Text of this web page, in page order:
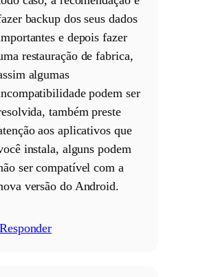
backup dos seus dados
e depois fazer
restauração de fabrica,
algumas
podem ser
também preste
aos aplicativos que
instala, alguns podem
ser compatível com a
versão do Android.
Responder